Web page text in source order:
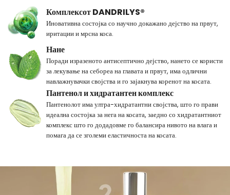
Комплексот DANDRILYS®
Иновативна состојка со научно докажано дејство на првут,
иритации и мрсна коса.
Нане
Поради изразеното антисептично дејство, нането се користи
за лекување на себореа на главата и првут, има одлични
навлажнувачки својства и го зајакнува коренот на косата.
Пантенол и хидратантен комплекс
Пантенолот има ултра-хидратантни својства, што го прави
идеална состојка за нега на косата, заедно со хидратантниот
комплекс што го додадовме го балансира нивото на влага и
помага да се зголеми еластичноста на косата.